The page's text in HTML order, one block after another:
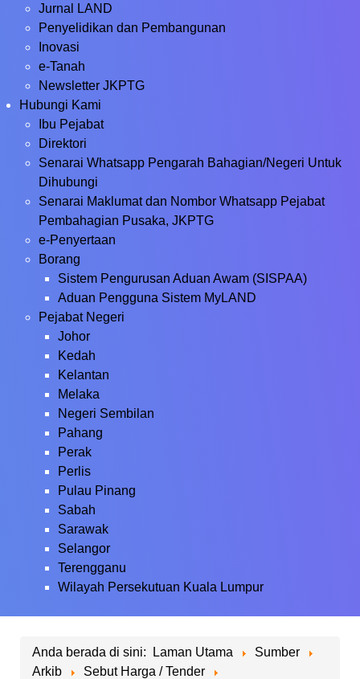
Jurnal LAND
Penyelidikan dan Pembangunan
Inovasi
e-Tanah
Newsletter JKPTG
Hubungi Kami
Ibu Pejabat
Direktori
Senarai Whatsapp Pengarah Bahagian/Negeri Untuk
Dihubungi
Senarai Maklumat dan Nombor Whatsapp Pejabat
Pembahagian Pusaka, JKPTG
e-Penyertaan
Borang
Sistem Pengurusan Aduan Awam (SISPAA)
Aduan Pengguna Sistem MyLAND
Pejabat Negeri
Johor
Kedah
Kelantan
Melaka
Negeri Sembilan
Pahang
Perak
Perlis
Pulau Pinang
Sabah
Sarawak
Selangor
Terengganu
Wilayah Persekutuan Kuala Lumpur
Anda berada di sini: Laman Utama
Sumber
Arkib
Sebut Harga / Tender